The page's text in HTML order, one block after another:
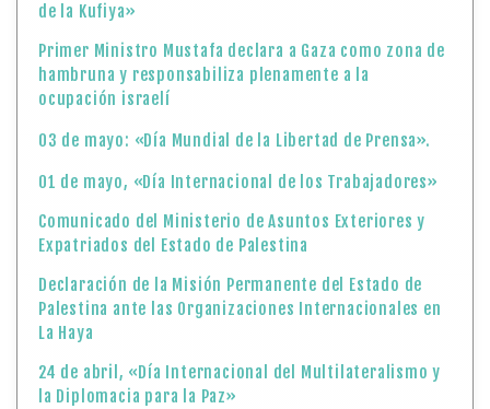
de la Kufiya»
Primer Ministro Mustafa declara a Gaza como zona de
hambruna y responsabiliza plenamente a la
ocupación israelí
03 de mayo: «Día Mundial de la Libertad de Prensa».
01 de mayo, «Día Internacional de los Trabajadores»
Comunicado del Ministerio de Asuntos Exteriores y
Expatriados del Estado de Palestina
Declaración de la Misión Permanente del Estado de
Palestina ante las Organizaciones Internacionales en
La Haya
24 de abril, «Día Internacional del Multilateralismo y
la Diplomacia para la Paz»